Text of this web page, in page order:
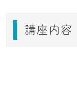
講座内容